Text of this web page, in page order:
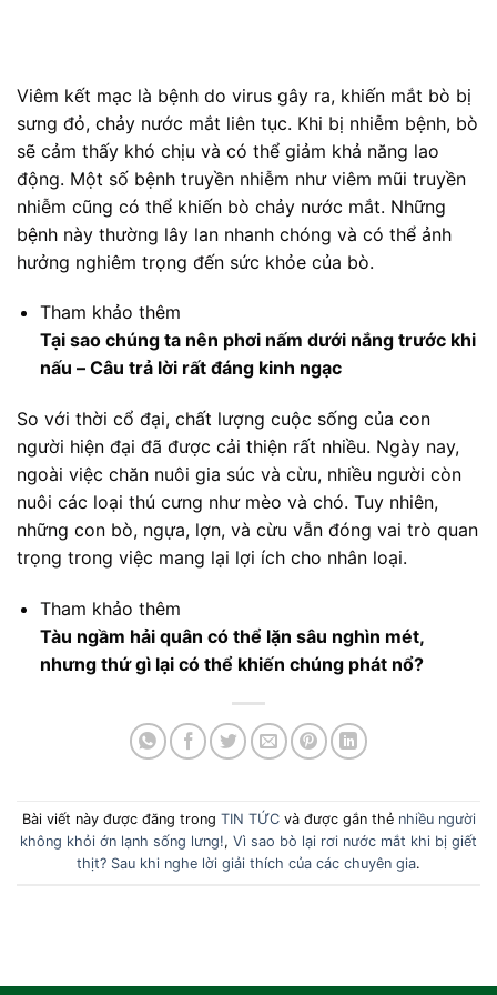
Viêm kết mạc là bệnh do virus gây ra, khiến mắt bò bị
sưng đỏ, chảy nước mắt liên tục. Khi bị nhiễm bệnh, bò
sẽ cảm thấy khó chịu và có thể giảm khả năng lao
động. Một số bệnh truyền nhiễm như viêm mũi truyền
nhiễm cũng có thể khiến bò chảy nước mắt. Những
bệnh này thường lây lan nhanh chóng và có thể ảnh
hưởng nghiêm trọng đến sức khỏe của bò.
Tham khảo thêm
Tại sao chúng ta nên phơi nấm dưới nắng trước khi
nấu – Câu trả lời rất đáng kinh ngạc
So với thời cổ đại, chất lượng cuộc sống của con
người hiện đại đã được cải thiện rất nhiều. Ngày nay,
ngoài việc chăn nuôi gia súc và cừu, nhiều người còn
nuôi các loại thú cưng như mèo và chó. Tuy nhiên,
những con bò, ngựa, lợn, và cừu vẫn đóng vai trò quan
trọng trong việc mang lại lợi ích cho nhân loại.
Tham khảo thêm
Tàu ngầm hải quân có thể lặn sâu nghìn mét,
nhưng thứ gì lại có thể khiến chúng phát nổ?
Bài viết này được đăng trong TIN TỨCvà được gắn thẻ nhiều người
không khỏi ớn lạnh sống lưng!, Vì sao bò lại rơi nước mắt khi bị giết
thịt? Sau khi nghe lời giải thích của các chuyên gia.